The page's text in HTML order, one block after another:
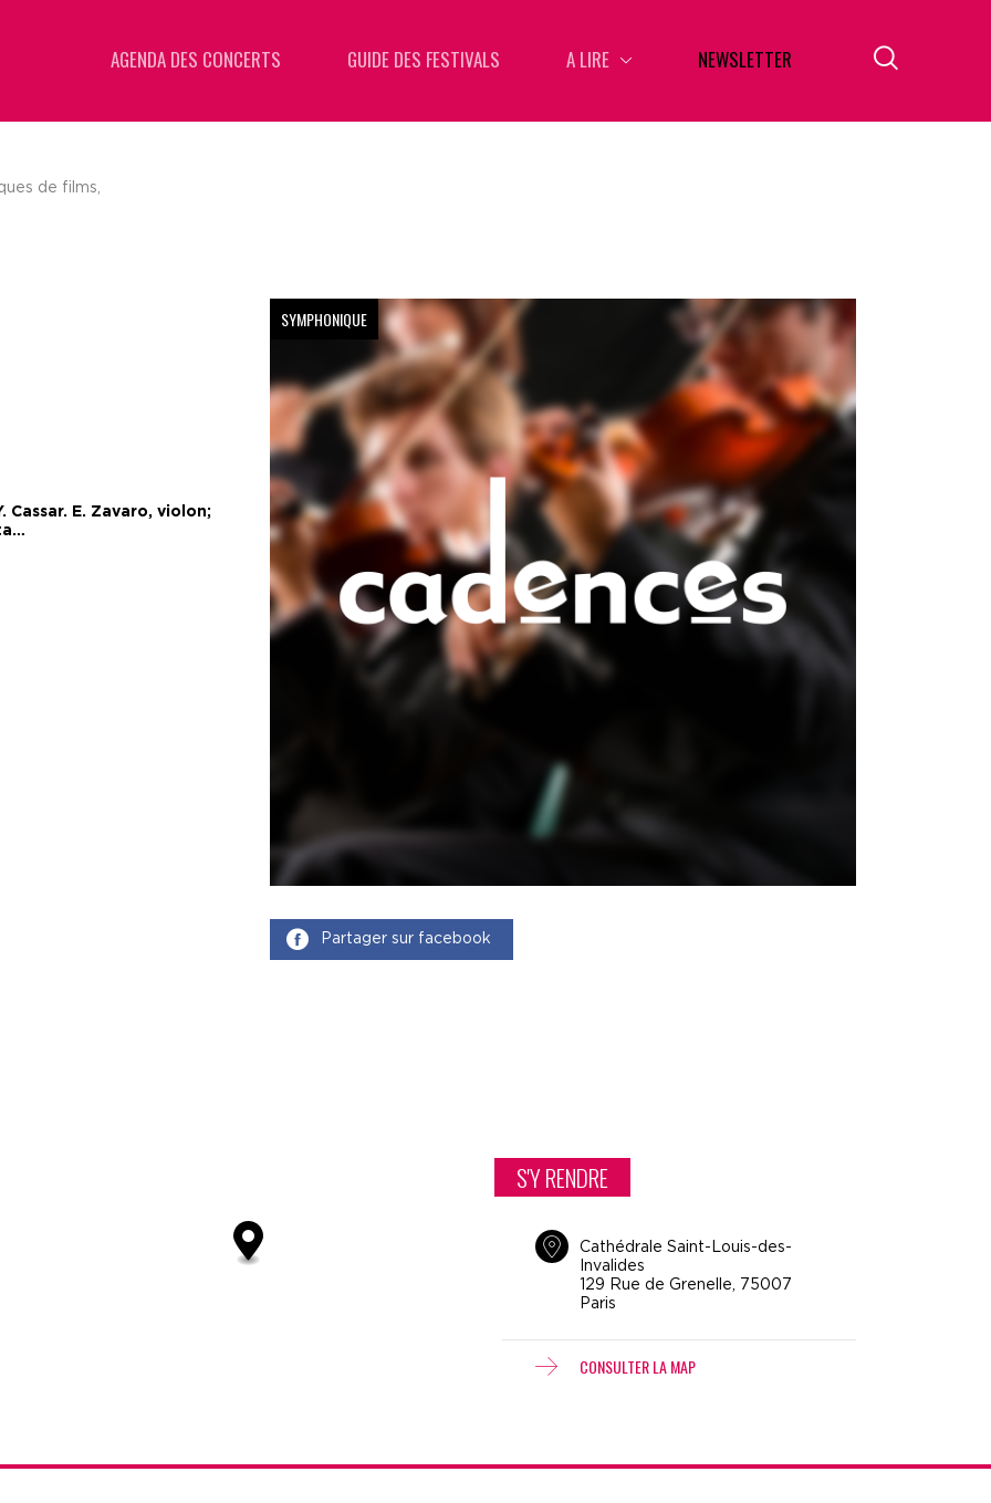
AGENDA DES CONCERTS GUIDE DES FESTIVALS A LIRE NEWSLETTER
de films,
Cassar. E. Zavaro, violon;
SYMPHONIQUE
Partager sur facebook
S'Y RENDRE
Cathédrale Saint-Louis-des-
Invalides
129 Rue de Grenelle, 75007
Paris
CONSULTER LA MAP